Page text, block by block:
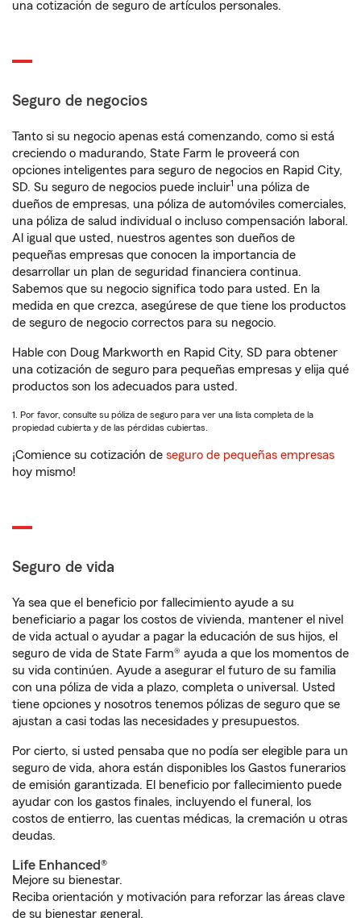
una cotización de seguro de artículos personales.
Seguro de negocios
Tanto si su negocio apenas está comenzando, como si está
creciendo o madurando, State Farm le proveerá con
opciones inteligentes para seguro de negocios en Rapid City,
SD. Su seguro de negocios puede incluir1 una póliza de
dueños de empresas, una póliza de automóviles comerciales,
una póliza de salud individual o incluso compensación laboral.
Al igual que usted, nuestros agentes son dueños de
pequeñas empresas que conocen la importancia de
desarrollar un plan de seguridad financiera continua.
Sabemos que su negocio significa todo para usted. En la
medida en que crezca, asegúrese de que tiene los productos
de seguro de negocio correctos para su negocio.
Hable con Doug Markworth en Rapid City, SD para obtener
una cotización de seguro para pequeñas empresas y elija qué
productos son los adecuados para usted.
1. Por favor, consulte su póliza de seguro para ver una lista completa de la
propiedad cubierta y de las pérdidas cubiertas.
¡Comience su cotización de seguro de pequeñas empresas
hoy mismo!
Seguro de vida
Ya sea que el beneficio por fallecimiento ayude a su
beneficiario a pagar los costos de vivienda, mantener el nivel
de vida actual o ayudar a pagar la educación de sus hijos, el
seguro de vida de State Farm® ayuda a que los momentos de
su vida continúen. Ayude a asegurar el futuro de su familia
con una póliza de vida a plazo, completa o universal. Usted
tiene opciones y nosotros tenemos pólizas de seguro que se
ajustan a casi todas las necesidades y presupuestos.
Por cierto, si usted pensaba que no podía ser elegible para un
seguro de vida, ahora están disponibles los Gastos funerarios
de emisión garantizada. El beneficio por fallecimiento puede
ayudar con los gastos finales, incluyendo el funeral, los
costos de entierro, las cuentas médicas, la cremación u otras
deudas.
Life Enhanced®
Mejore su bienestar.
Reciba orientación y motivación para reforzar las áreas clave
de su bienestar general.